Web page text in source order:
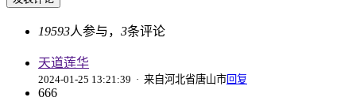
19593人参与， 3条评论
天道莲华
2024-01-25 13:21:39 · 来自河北省唐山市 回复
666